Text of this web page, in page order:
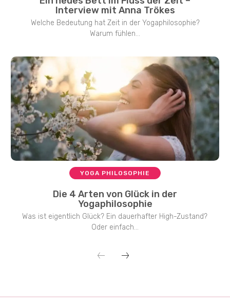
Interview mit Anna Trökes
Welche Bedeutung hat Zeit in der Yogaphilosophie?
Warum fühlen...
YOGA PHILOSOPHIE
Die 4 Arten von Glück in der
Yogaphilosophie
Was ist eigentlich Glück? Ein dauerhafter High-Zustand?
Oder einfach...